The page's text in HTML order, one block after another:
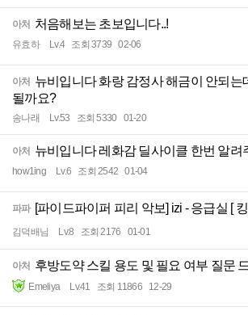
아처 처음해보는 초보입니다..!
유효하 Lv.4 조회 3739 02-06
아처
뉴비입니다 화랑 감정사 해금이 안되는
될까요?
송나래 Lv.53 조회 5330 01-20
아처 뉴비입니다 레화감 딜사이클 한번 알려
how1ing Lv.6 조회 2542 01-04
파파 [파이드파이퍼 피리 악보] izi - 응급실 [
김덕배님 Lv.8 조회 2176 01-01
아처 후방도약 스킬 용도 및 필요 여부 질문
Emeliya Lv.41 조회 11866 12-29